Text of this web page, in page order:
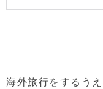
海外旅行をするう